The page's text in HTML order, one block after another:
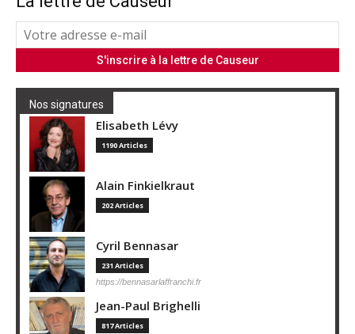
Nos signatures
Elisabeth Lévy
1190 Articles
Alain Finkielkraut
202 Articles
Cyril Bennasar
231 Articles
https://bennasarlaffranchi.fr
Jean-Paul Brighelli
817 Articles